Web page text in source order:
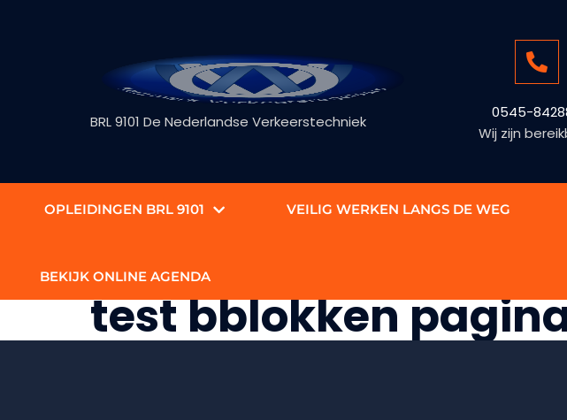
BRL 9101 De Nederlandse Verkeerstechniek
0545-
Wij zijn
OPLEIDINGEN BRL 9101 VEILIG WERKEN LANGS DE WEG
BEKIJK ONLINE AGENDA
test bblokken